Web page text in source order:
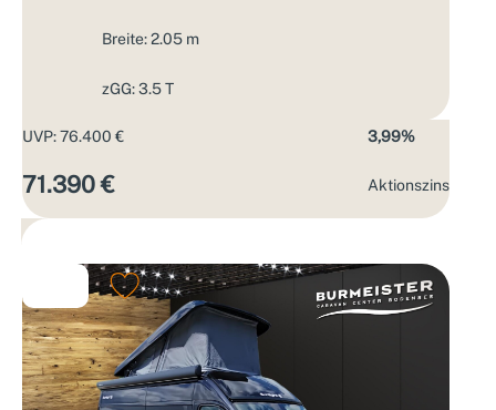
Breite: 2.05 m
zGG: 3.5 T
UVP: 76.400 €
71.390 €
3,99%
Aktions­zins